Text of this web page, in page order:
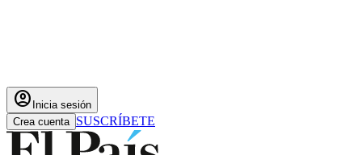
account_circle Inicia sesión
Crea cuenta SUSCRÍBETE